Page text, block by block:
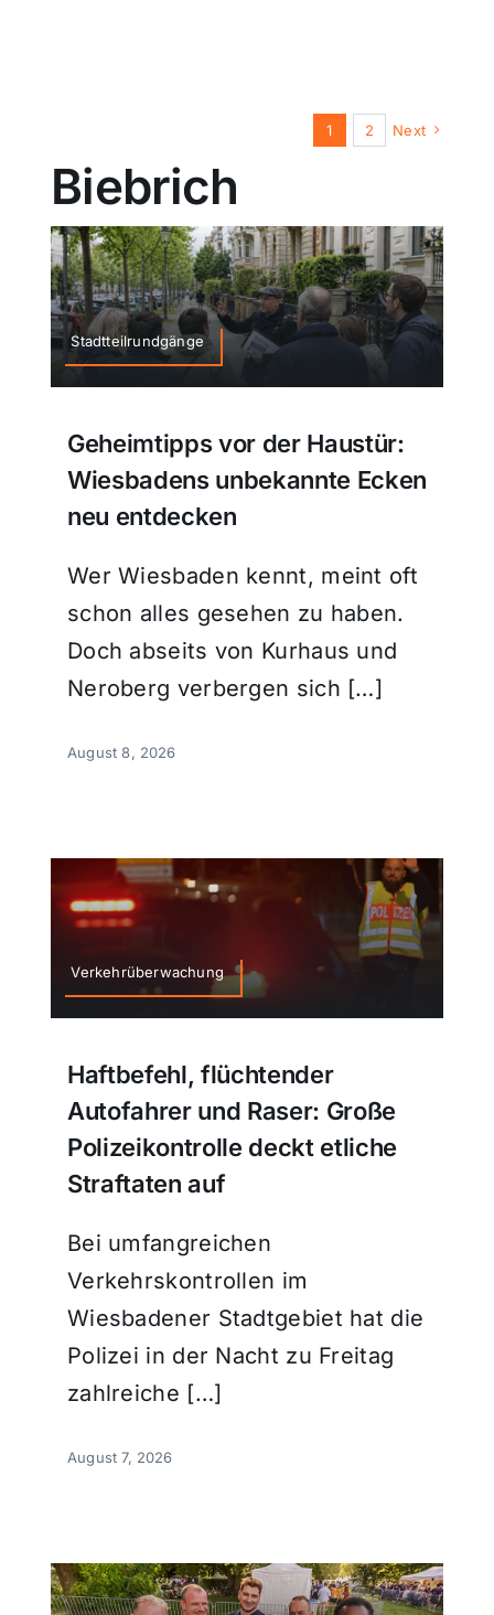
1 2 Next
Biebrich
Stadtteilrundgänge
Geheimtipps vor der Haustür:
Wiesbadens unbekannte Ecken
neu entdecken
Wer Wiesbaden kennt, meint oft
schon alles gesehen zu haben.
Doch abseits von Kurhaus und
Neroberg verbergen sich […]
August 8, 2026
Verkehrüberwachung
Haftbefehl, flüchtender
Autofahrer und Raser: Große
Polizeikontrolle deckt etliche
Straftaten auf
Bei umfangreichen
Verkehrskontrollen im
Wiesbadener Stadtgebiet hat die
Polizei in der Nacht zu Freitag
zahlreiche […]
August 7, 2026